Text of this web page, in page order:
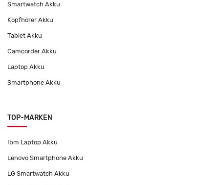
Smartwatch Akku
Kopfhörer Akku
Tablet Akku
Camcorder Akku
Laptop Akku
Smartphone Akku
TOP-MARKEN
Ibm Laptop Akku
Lenovo Smartphone Akku
LG Smartwatch Akku